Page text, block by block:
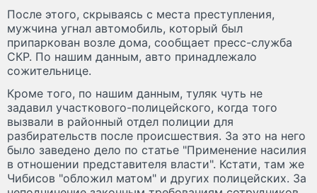
После этого, скрываясь с места преступления,
мужчина угнал автомобиль, который был
припаркован возле дома, сообщает пресс-служба
СКР. По нашим данным, авто принадлежало
сожительнице.
Кроме того, по нашим данным, туляк чуть не
задавил участкового-полицейского, когда того
вызвали в районный отдел полиции для
разбирательств после происшествия. За это на него
было заведено дело по статье "Применение насилия
в отношении представителя власти". Кстати, там же
Чибисов "обложил матом" и других полицейских. За